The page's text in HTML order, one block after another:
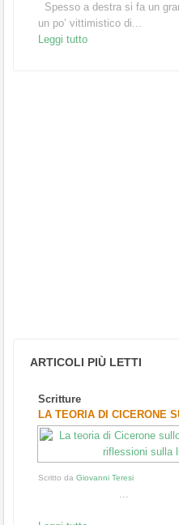
Spesso a destra si fa un
un po’ vittimistico di...
Leggi tutto
ARTICOLI PIÙ LETTI
Scritture
LA TEORIA DI CICERONE
Scritto da Giovanni Teresi
...